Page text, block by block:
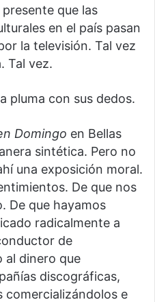
que las
en el país pasan
la televisión. Tal vez
Tal vez.
pluma con sus dedos.
Domingo en Bellas
sintética. Pero no
una exposición moral.
De que nos
De que hayamos
radicalmente a
de
al dinero que
discográficas,
comercializándolos e